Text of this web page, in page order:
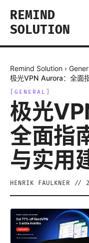
REMIND
SOLUTION
Remind Solution ›
极光VPN Aurora：全面
GENERAL
极光
全面指
与实用
HENRIK FAULKNER //